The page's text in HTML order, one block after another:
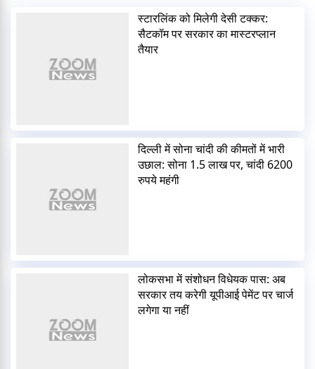
स्टारलिंक को मिलेगी देसी टक्कर:
सैटकॉम पर सरकार का मास्टरप्लान
तैयार
दिल्ली में सोना चांदी की कीमतों में भारी
उछाल: सोना 1.5 लाख पर, चांदी 6200
रुपये महंगी
लोकसभा में संशोधन विधेयक पास: अब
सरकार तय करेगी यूपीआई पेमेंट पर चार्ज
लगेगा या नहीं